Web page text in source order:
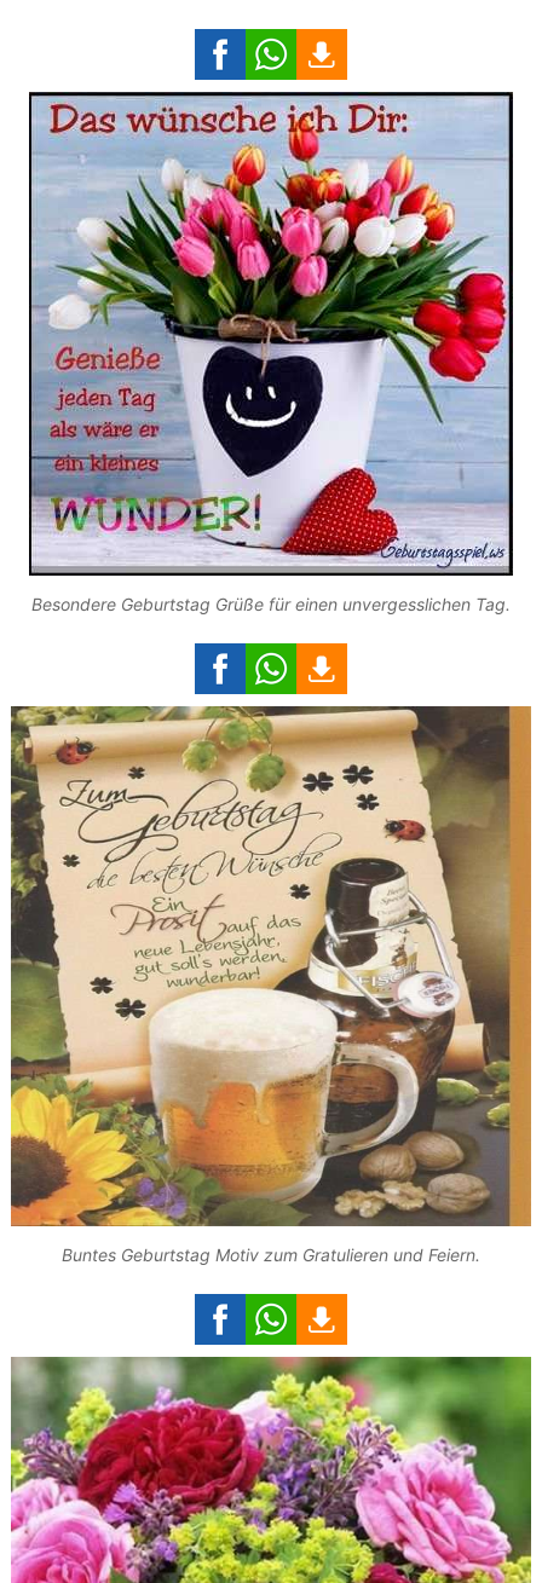
Besondere Geburtstag Grüße für einen unvergesslichen Tag.
Buntes Geburtstag Motiv zum Gratulieren und Feiern.